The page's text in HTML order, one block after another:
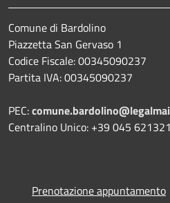
Comune di Bardolino
Piazzetta San Gervaso 1
Codice Fiscale: 00345090237
Partita IVA: 00345090237
PEC:
Centralino Unico: +39 045
Prenotazione appuntamento